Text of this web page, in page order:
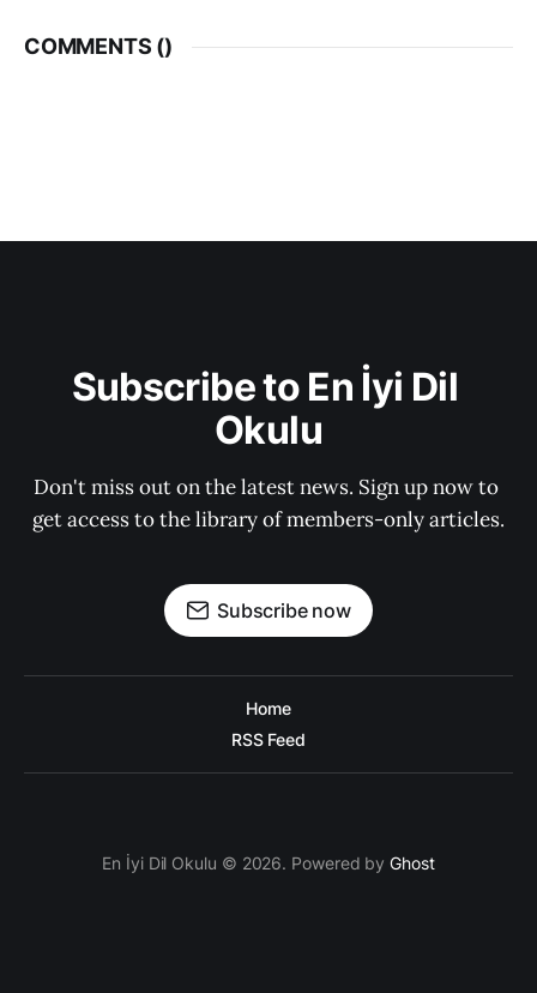
COMMENTS ()
Subscribe to En İyi Dil
Okulu
Don't miss out on the latest news. Sign up now to
get access to the library of members-only articles.
Subscribe now
Home
RSS Feed
En İyi Dil Okulu © 2026. Powered byGhost